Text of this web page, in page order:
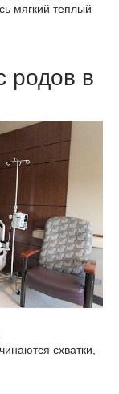
мягкий теплый
родов в
схватки,